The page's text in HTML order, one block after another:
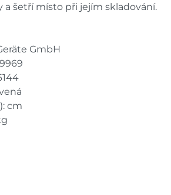
a šetří místo při jejím skladování.
GmbH
cm